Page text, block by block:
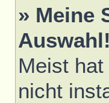
» Meine
Auswahl!
Meist
nicht